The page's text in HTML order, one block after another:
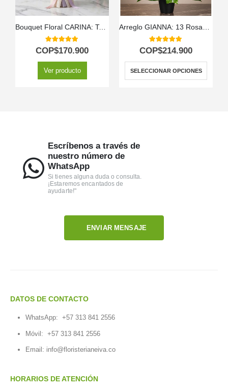
Bouquet Floral CARINA: Ternura en Gerberas y Astromelias Rosadas 💖
5.00out of 5
COP$170.900
Ver producto
Arreglo GIANNA: 13 Rosas que Simbolizan Amor y Pasión 🌹
5.00out of 5
COP$214.900
SELECCIONAR OPCIONES
Escríbenos a través de
nuestro número de
WhatsApp
Si tienes alguna duda o consulta.
¡Estaremos encantados de
ayudarte!"
ENVIAR MENSAJE
DATOS DE CONTACTO
WhatsApp: +57 313 841 2556
Móvil: +57 313 841 2556
Email: info@floristerianeiva.co
HORARIOS DE ATENCIÓN